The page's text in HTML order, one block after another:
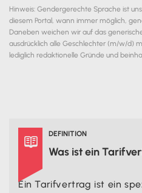
Hinweis: Gendergerechte Sprache ist
diesem Portal, wann immer möglich,
Daneben weichen wir auf das
ausdrücklich alle Geschlechter (m/w/d)
lediglich redaktionelle Gründe und
 DEFINITION
Was ist ein
Ein Tarifvertrag ist ein